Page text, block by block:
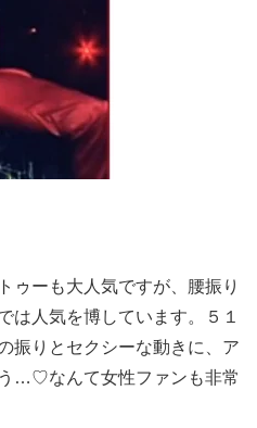
ゥーも大人気ですが、腰振り
は人気を博しています。５１
振りとセクシーな動きに、ア
…♡なんて女性ファンも非常